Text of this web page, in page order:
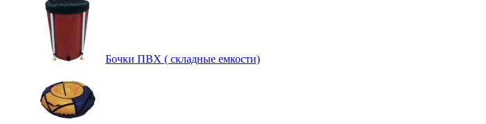
Бочки ПВХ ( складные емкости)